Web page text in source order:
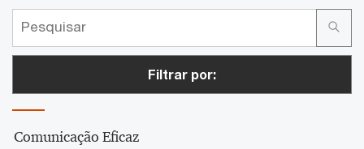
Filtrar por:
Comunicação Eficaz